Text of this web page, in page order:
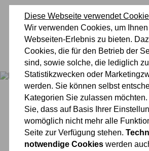
Diese Webseite verwendet
Wir verwenden Cookies, um
Webseiten-Erlebnis zu bieten.
Cookies, die für den Betrieb der
sind, sowie solche, die lediglich
Statistikzwecken oder
werden. Sie können selbst
Kategorien Sie zulassen
Sie, dass auf Basis Ihrer
womöglich nicht mehr alle
Seite zur Verfügung stehen.
notwendige Cookieswerden
zum
Inhalt
springen
zur
Navigation
springen
zum
Fußbereich
springen
0 26 42 40 60
Sie befinden sich gerade hier: